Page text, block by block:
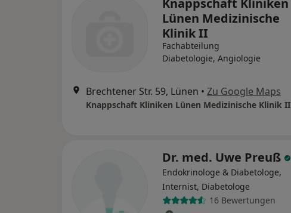
Lünen Medizinische
Klinik II
Fachabteilung
Diabetologie, Angiologie
Brechtener Str. 59, Lünen • Zu Google Maps
Knappschaft Kliniken Lünen Medizinische Klinik II
Dr. med. Uwe Preuß
Endokrinologe & Diabetologe,
Internist, Diabetologe
16 Bewertungen